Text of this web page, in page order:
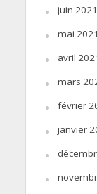
juin 2021
mai 2021
avril
mars
février
janvier